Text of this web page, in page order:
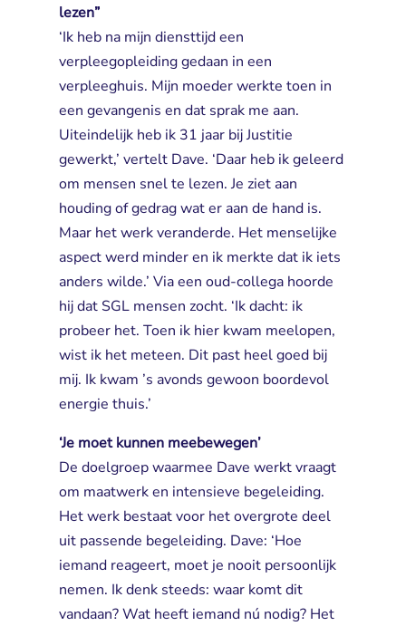
lezen”
‘Ik heb na mijn diensttijd een
verpleegopleiding gedaan in een
verpleeghuis. Mijn moeder werkte toen in
een gevangenis en dat sprak me aan.
Uiteindelijk heb ik 31 jaar bij Justitie
gewerkt,’ vertelt Dave. ‘Daar heb ik geleerd
om mensen snel te lezen. Je ziet aan
houding of gedrag wat er aan de hand is.
Maar het werk veranderde. Het menselijke
aspect werd minder en ik merkte dat ik iets
anders wilde.’ Via een oud-collega hoorde
hij dat SGL mensen zocht. ‘Ik dacht: ik
probeer het. Toen ik hier kwam meelopen,
wist ik het meteen. Dit past heel goed bij
mij. Ik kwam ’s avonds gewoon boordevol
energie thuis.’
‘Je moet kunnen meebewegen’
De doelgroep waarmee Dave werkt vraagt
om maatwerk en intensieve begeleiding.
Het werk bestaat voor het overgrote deel
uit passende begeleiding. Dave: ‘Hoe
iemand reageert, moet je nooit persoonlijk
nemen. Ik denk steeds: waar komt dit
vandaan? Wat heeft iemand nú nodig? Het